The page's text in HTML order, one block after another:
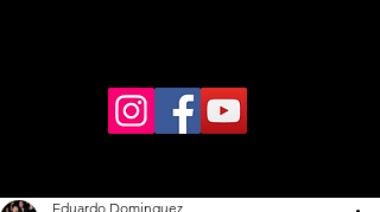
Eduardo Dominguez